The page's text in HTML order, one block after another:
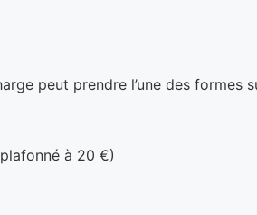
peut prendre l’une des formes
à 20 €)